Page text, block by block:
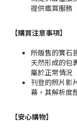
提供鑑賞服務
【購買注意事項】
所販售的寶石
天然形成的包
屬於正常情況
刊登的照片影
幕，其解析度
【安心購物】